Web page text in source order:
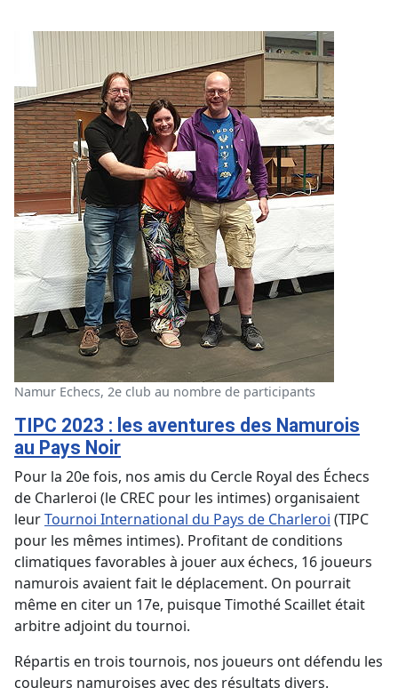
Namur Echecs, 2e club au nombre de participants
TIPC 2023 : les aventures des Namurois
au Pays Noir
Pour la 20e fois, nos amis du Cercle Royal des Échecs
de Charleroi (le CREC pour les intimes) organisaient
leurTournoi International du Pays de Charleroi (TIPC
pour les mêmes intimes). Profitant de conditions
climatiques favorables à jouer aux échecs, 16 joueurs
namurois avaient fait le déplacement. On pourrait
même en citer un 17e, puisque Timothé Scaillet était
arbitre adjoint du tournoi.
Répartis en trois tournois, nos joueurs ont défendu les
couleurs namuroises avec des résultats divers.